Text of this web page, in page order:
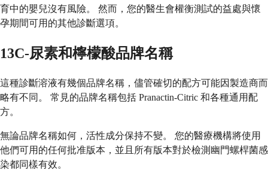
育中的嬰兒沒有風險。 然而，您的醫生會權衡測試的益處與懷
孕期間可用的其他診斷選項。
13C-尿素和檸檬酸品牌名稱
這種診斷溶液有幾個品牌名稱，儘管確切的配方可能因製造商而
略有不同。 常見的品牌名稱包括 Pranactin-Citric 和各種通用配
方。
無論品牌名稱如何，活性成分保持不變。 您的醫療機構將使用
他們可用的任何批准版本，並且所有版本對於檢測幽門螺桿菌感
染都同樣有效。